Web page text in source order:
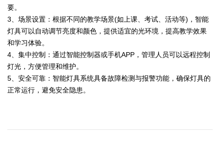
要。
3、场景设置：根据不同的教学场景(如上课、考试、活动等)，智能
灯具可以自动调节亮度和颜色，提供适宜的光环境，提高教学效果
和学习体验。
4、集中控制：通过智能控制器或手机APP，管理人员可以远程控制
灯光，方便管理和维护。
5、安全可靠：智能灯具系统具备故障检测与报警功能，确保灯具的
正常运行，避免安全隐患。